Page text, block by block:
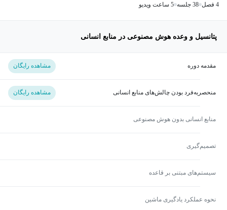
4 فصل 38 جلسه 5 ساعت ویدیو
پتانسیل و وعده هوش مصنوعی در منابع انسانی
مقدمه دوره مشاهده رایگان
منحصربه‌فرد بودن چالش‌های منابع انسانی مشاهده رایگان
منابع انسانی بدون هوش مصنوعی
تصمیم‌گیری
سیستم‌های مبتنی بر قاعده
نحوه عملکرد یادگیری ماشین